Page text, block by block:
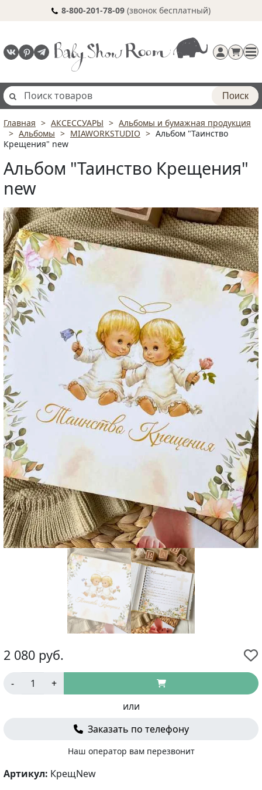
8-800-201-78-09 (звонок бесплатный)
Регистрация
Поиск
Главная АКСЕССУАРЫ
Альбомы и бумажная продукция
Альбомы
MIAWORKSTUDIO
Альбом "Таинство
Крещения" new
Альбом "Таинство Крещения"
new
2 080 руб.
-
+
или
Заказать по телефону
Наш оператор вам перезвонит
Артикул: КрещNew